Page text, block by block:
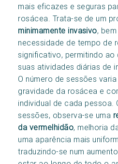
mais eficazes e seguras
rosácea. Trata-se de um
minimamente invasivo,
necessidade de tempo de
significativo, permitindo
suas atividades diárias de
O número de sessões
gravidade da rosácea e
individual de cada pessoa.
sessões, observa-se uma
da vermelhidão, melhoria
uma aparência mais
traduzindo-se num